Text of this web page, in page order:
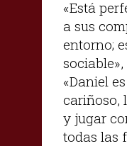
«Está
a sus
entorno;
«Daniel
cariñoso,
y jugar
todas las